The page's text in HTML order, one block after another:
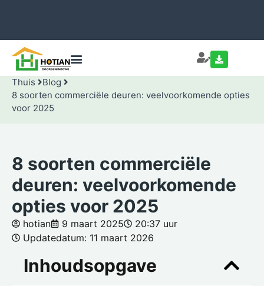
Thuis
Blog
8 soorten commerciële deuren: veelvoorkomende opties
voor 2025
8 soorten commerciële
deuren: veelvoorkomende
opties voor 2025
hotian 9 maart 2025
20:37 uur
Updatedatum: 11 maart 2026
Inhoudsopgave